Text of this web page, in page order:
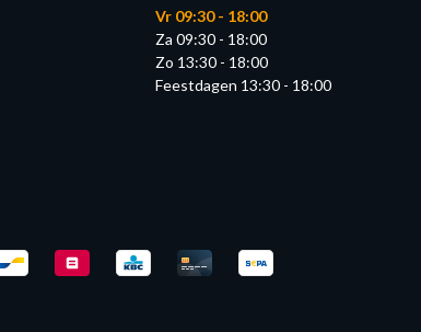
Vr 09:30 - 18:00
Za 09:30 - 18:00
Zo 13:30 - 18:00
Feestdagen 13:30 - 18:00